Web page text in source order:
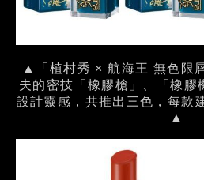
▲「植村秀 × 航海王 無色限
夫的密技「橡膠槍」、「橡膠
設計靈感，共推出三色，每款
▲